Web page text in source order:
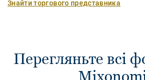
Знайти торгового представника
Перегляньте всі